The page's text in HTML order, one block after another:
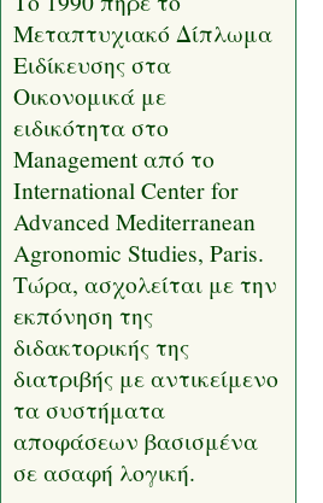
Μεταπτυχιακό Δίπλωμα
Ειδίκευσης στα
Οικονομικά με
ειδικότητα στο
Management από το
International Center for
Advanced Mediterranean
Agronomic Studies, Paris.
Τώρα, ασχολείται με την
εκπόνηση της
διδακτορικής της
διατριβής με αντικείμενο
τα συστήματα
αποφάσεων βασισμένα
σε ασαφή λογική.